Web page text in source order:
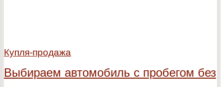
Купля-продажа
Выбираем автомобиль с пробегом без